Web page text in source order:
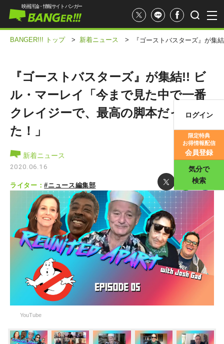
映画評論・情報サイト バンガー
ログイン
限定特典
お得情報配信
会員登録
気分で
検索
BANGER!!! トップ > 新着ニュース > 『ゴーストバスターズ』が集
『ゴーストバスターズ』が集結!! ビ
ル・マーレイ「今まで見た中で一番
クレイジーで、最高の脚本だっ
た！」
新着ニュース
2020.06.16
ライター：#ニュース編集部
YouTube